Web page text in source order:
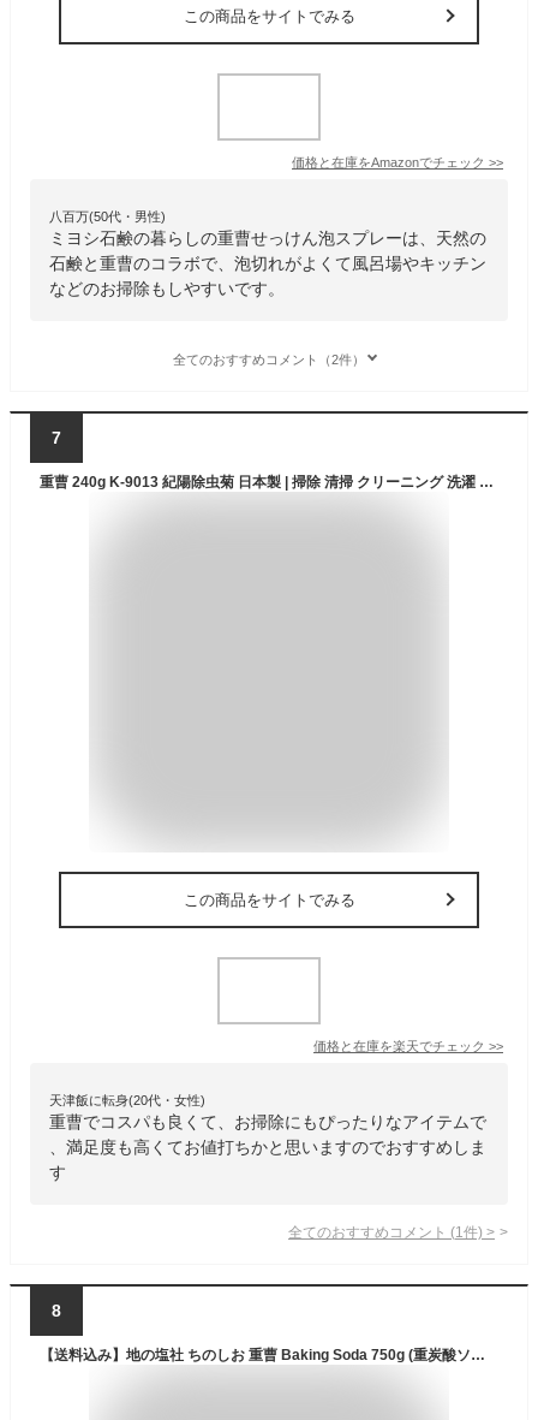
この商品をサイトでみる
価格と在庫をAmazonでチェック >>
八百万(50代・男性)
ミヨシ石鹸の暮らしの重曹せっけん泡スプレーは、天然の
石鹸と重曹のコラボで、泡切れがよくて風呂場やキッチン
などのお掃除もしやすいです。
全てのおすすめコメント（2件）
7
重曹 240g K-9013 紀陽除虫菊 日本製 | 掃除 清掃 クリーニング 洗濯 油汚れ コゲ落とし 焦げ落とし フライパン 鍋 キッチン トイレ 消臭 トイレ消臭 冷蔵庫内 冷蔵庫 臭い消し 湯アカ アカ 湯垢 あか 風呂
この商品をサイトでみる
価格と在庫を楽天でチェック >>
天津飯に転身(20代・女性)
重曹でコスパも良くて、お掃除にもぴったりなアイテムで
、満足度も高くてお値打ちかと思いますのでおすすめしま
す
全てのおすすめコメント (1 件) >
8
【送料込み】地の塩社 ちのしお 重曹 Baking Soda 750g (重炭酸ソーダ 弱アルカリ性 掃除)国産100％重曹。(4982757811251)